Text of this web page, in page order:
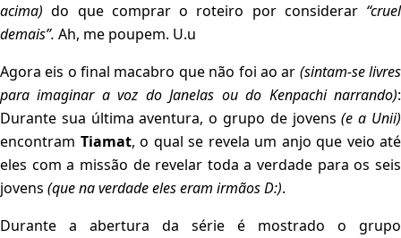
acima) do que comprar o roteiro por considerar “cruel
demais”. Ah, me poupem. U.u
Agora eis o final macabro que não foi ao ar (sintam-se livres
para imaginar a voz do Janelas ou do Kenpachi narrando):
Durante sua última aventura, o grupo de jovens(e a Unii)
encontram Tiamat, o qual se revela um anjo que veio até
eles com a missão de revelar toda a verdade para os seis
jovens (que na verdade eles eram irmãos D:).
Durante a abertura da série é mostrado o grupo